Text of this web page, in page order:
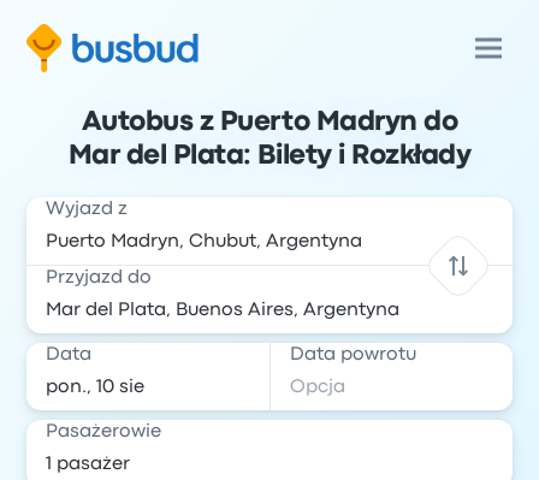
Autobus z Puerto Madryn do
Mar del Plata: Bilety i Rozkłady
Wyjazd z
Przyjazd do
Data Data powrotu
Pasażerowie